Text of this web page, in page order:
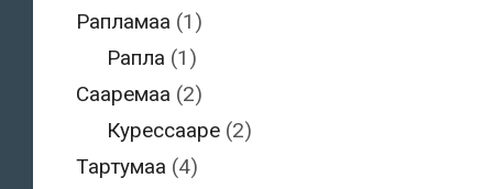
Рапламаа (1)
Рапла (1)
Сааремаа (2)
Курессааре (2)
Тартумаа (4)